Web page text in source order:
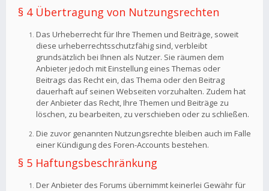
§ 4 Übertragung von Nutzungsrechten
Das Urheberrecht für Ihre Themen und Beiträge, soweit
diese urheberrechtsschutzfähig sind, verbleibt
grundsätzlich bei Ihnen als Nutzer. Sie räumen dem
Anbieter jedoch mit Einstellung eines Themas oder
Beitrags das Recht ein, das Thema oder den Beitrag
dauerhaft auf seinen Webseiten vorzuhalten. Zudem hat
der Anbieter das Recht, Ihre Themen und Beiträge zu
löschen, zu bearbeiten, zu verschieben oder zu schließen.
Die zuvor genannten Nutzungsrechte bleiben auch im Falle
einer Kündigung des Foren-Accounts bestehen.
§ 5 Haftungsbeschränkung
Der Anbieter des Forums übernimmt keinerlei Gewähr für